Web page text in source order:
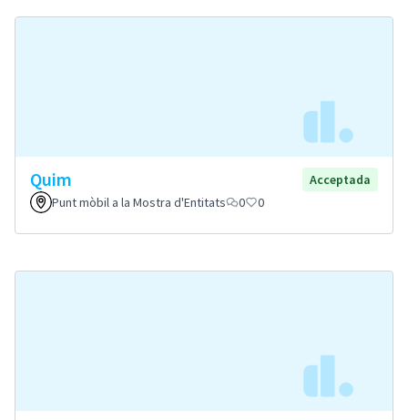
Quim
Acceptada
Punt mòbil a la Mostra d'Entitats
0 0